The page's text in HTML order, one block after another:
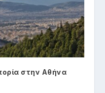
στην Αθήνα